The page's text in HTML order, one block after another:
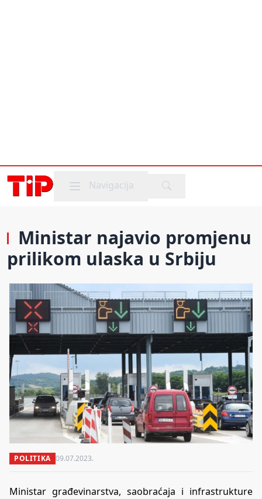
Mobile menu
Navigacija
Ministar najavio promjenu
prilikom ulaska u Srbiju
POLITIKA 09.07.2023.
Ministar građevinarstva, saobraćaja i infrastrukture